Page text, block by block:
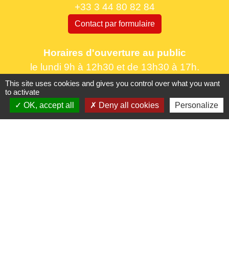
+33 3 44 80 82 84
Contact par formulaire
Horaires d'ouverture au public
le lundi 9h à 12h30 et de 13h30 à 17h.
le mercredi 9h à 12h30
le vendredi 16h à 18h30
This site uses cookies and gives you control over what you want
to activate
OK, accept all
Deny all cookies Personalize